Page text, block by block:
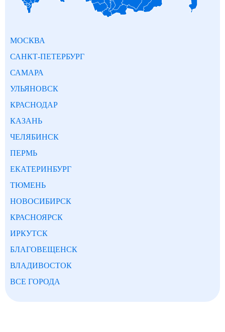
МОСКВА
САНКТ-ПЕТЕРБУРГ
САМАРА
УЛЬЯНОВСК
КРАСНОДАР
КАЗАНЬ
ЧЕЛЯБИНСК
ПЕРМЬ
ЕКАТЕРИНБУРГ
ТЮМЕНЬ
НОВОСИБИРСК
КРАСНОЯРСК
ИРКУТСК
БЛАГОВЕЩЕНСК
ВЛАДИВОСТОК
ВСЕ ГОРОДА